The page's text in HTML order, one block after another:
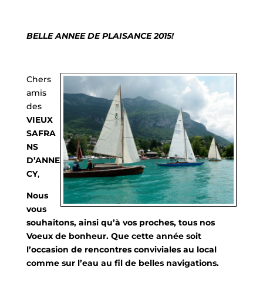
BELLE ANNEE DE PLAISANCE 2015!
Chers
amis
des
VIEUX
SAFRA
NS
D’ANNE
CY,
Nous
vous
souhaitons, ainsi qu’à vos proches, tous nos
Voeux de bonheur. Que cette année soit
l’occasion de rencontres conviviales au local
comme sur l’eau au fil de belles navigations.